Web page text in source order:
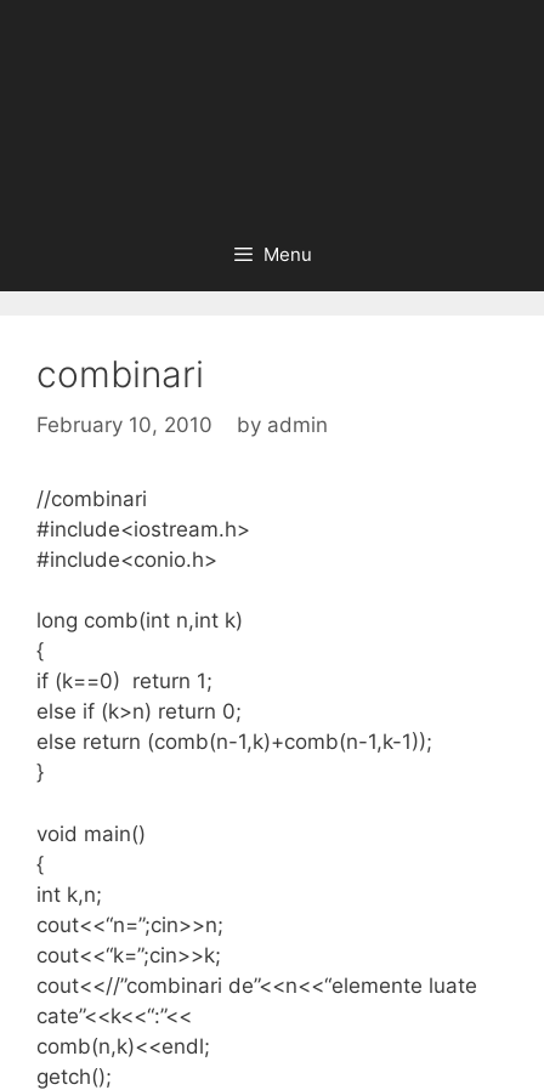
Menu
combinari
February 10, 2010 by admin
//combinari
#include<iostream.h>
#include<conio.h>
long comb(int n,int k)
{
if (k==0) return 1;
else if (k>n) return 0;
else return (comb(n-1,k)+comb(n-1,k-1));
}
void main()
{
int k,n;
cout<<“n=”;cin>>n;
cout<<“k=”;cin>>k;
cout<<//”combinari de”<<n<<“elemente luate
cate”<<k<<“:”<<
comb(n,k)<<endl;
getch();